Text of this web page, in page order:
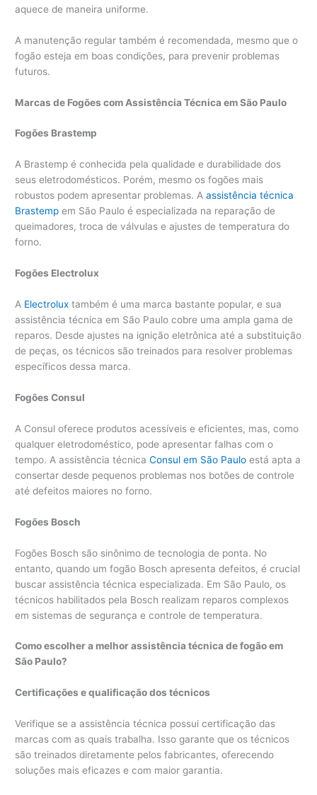
aquece de maneira uniforme.
A manutenção regular também é recomendada, mesmo que o
fogão esteja em boas condições, para prevenir problemas
futuros.
Marcas de Fogões com Assistência Técnica em São Paulo
Fogões Brastemp
A Brastemp é conhecida pela qualidade e durabilidade dos
seus eletrodomésticos. Porém, mesmo os fogões mais
robustos podem apresentar problemas. Aassistência técnica
Brastemp em São Paulo é especializada na reparação de
queimadores, troca de válvulas e ajustes de temperatura do
forno.
Fogões Electrolux
A Electrolux também é uma marca bastante popular, e sua
assistência técnica em São Paulo cobre uma ampla gama de
reparos. Desde ajustes na ignição eletrônica até a substituição
de peças, os técnicos são treinados para resolver problemas
específicos dessa marca.
Fogões Consul
A Consul oferece produtos acessíveis e eficientes, mas, como
qualquer eletrodoméstico, pode apresentar falhas com o
tempo. A assistência técnicaConsul em São Paulo está apta a
consertar desde pequenos problemas nos botões de controle
até defeitos maiores no forno.
Fogões Bosch
Fogões Bosch são sinônimo de tecnologia de ponta. No
entanto, quando um fogão Bosch apresenta defeitos, é crucial
buscar assistência técnica especializada. Em São Paulo, os
técnicos habilitados pela Bosch realizam reparos complexos
em sistemas de segurança e controle de temperatura.
Como escolher a melhor assistência técnica de fogão em
São Paulo?
Certificações e qualificação dos técnicos
Verifique se a assistência técnica possui certificação das
marcas com as quais trabalha. Isso garante que os técnicos
são treinados diretamente pelos fabricantes, oferecendo
soluções mais eficazes e com maior garantia.